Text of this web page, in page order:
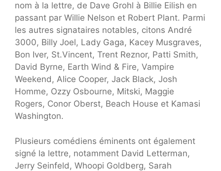
nom à la lettre, de Dave Grohl à Billie Eilish en
passant par Willie Nelson et Robert Plant. Parmi
les autres signataires notables, citons André
3000, Billy Joel, Lady Gaga, Kacey Musgraves,
Bon Iver, St.Vincent, Trent Reznor, Patti Smith,
David Byrne, Earth Wind & Fire, Vampire
Weekend, Alice Cooper, Jack Black, Josh
Homme, Ozzy Osbourne, Mitski, Maggie
Rogers, Conor Oberst, Beach House et Kamasi
Washington.
Plusieurs comédiens éminents ont également
signé la lettre, notamment David Letterman,
Jerry Seinfeld, Whoopi Goldberg, Sarah